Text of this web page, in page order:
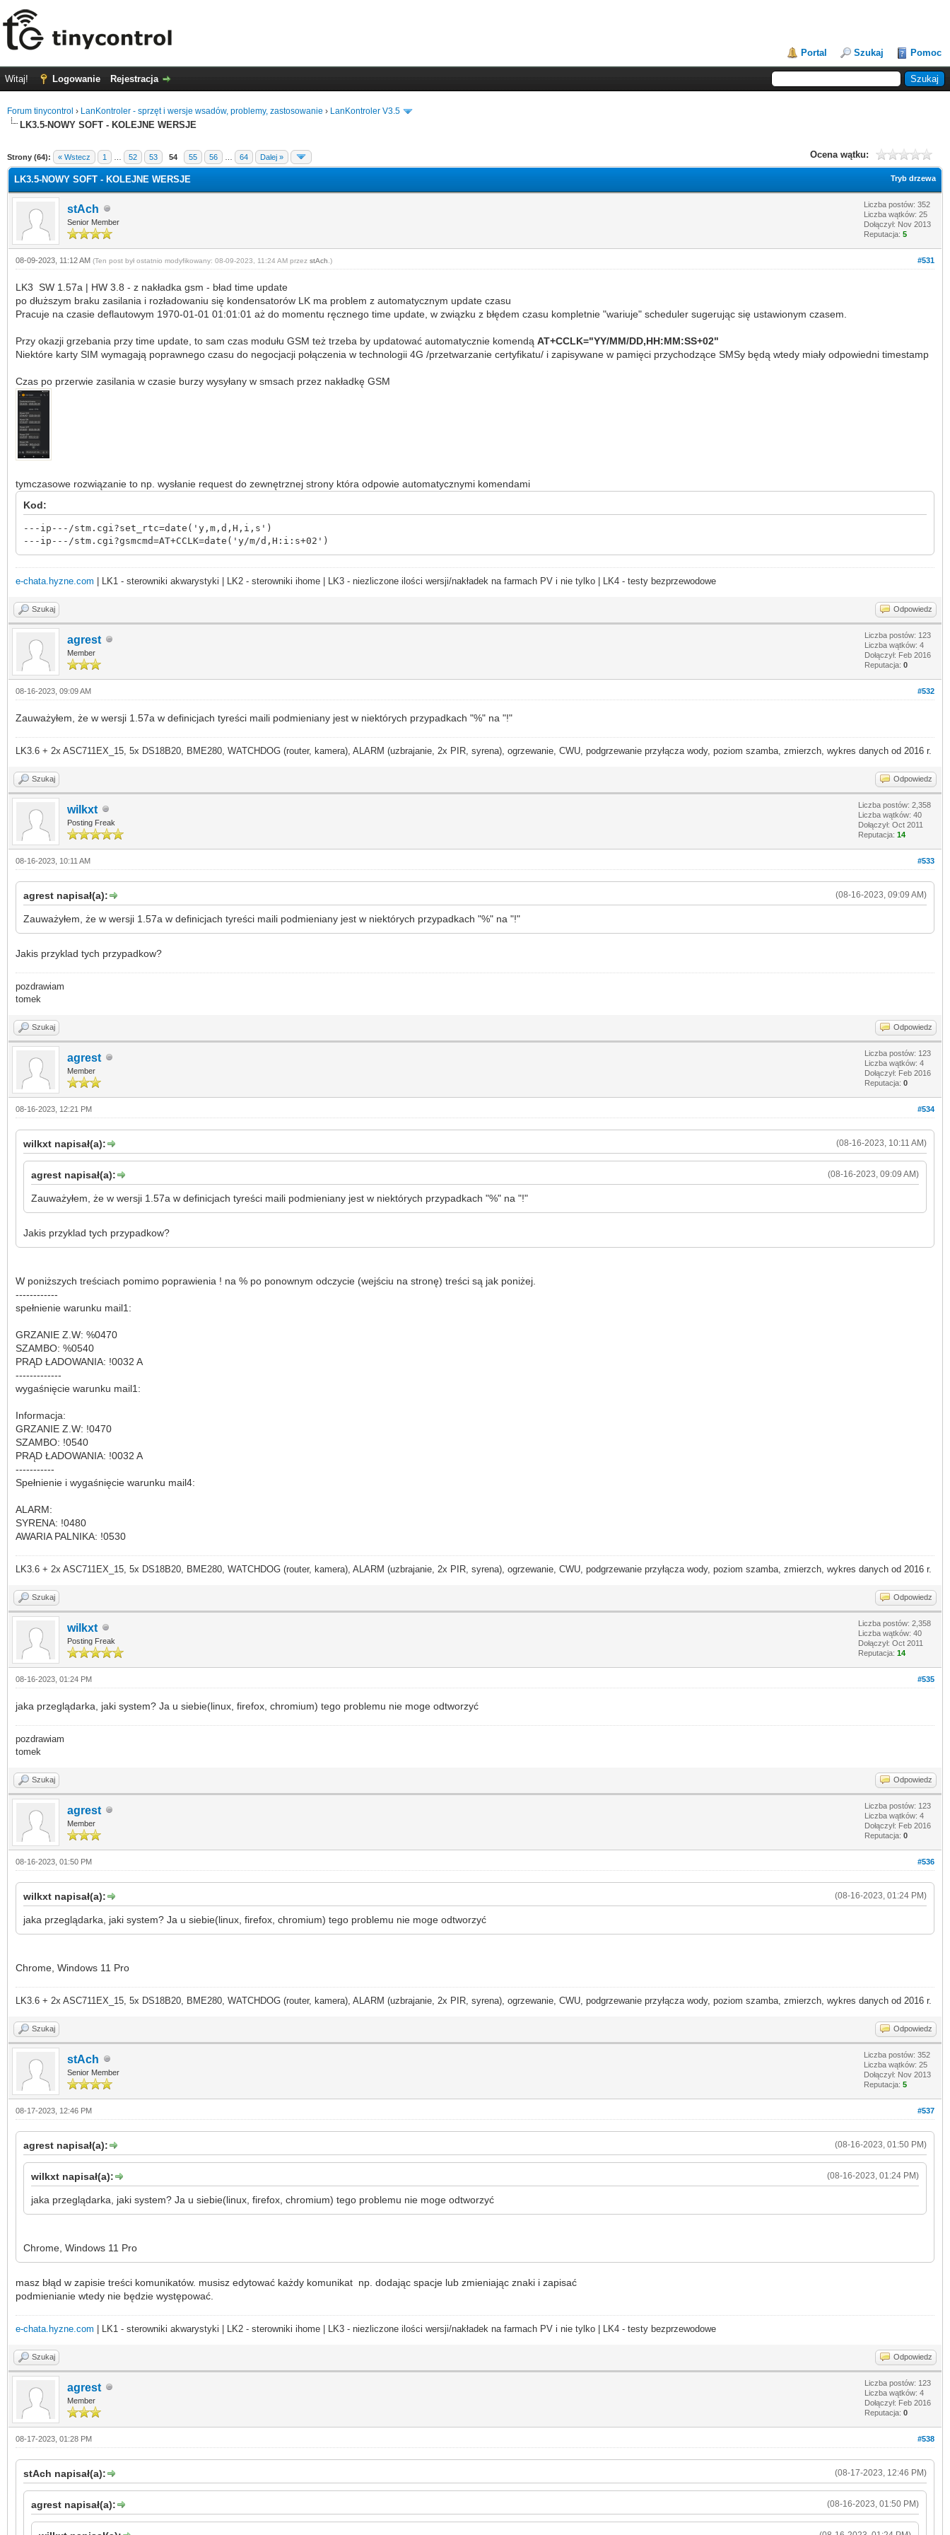
Portal Szukaj Pomoc
Witaj! Logowanie Rejestracja
Forum tinycontrol › LanKontroler - sprzęt i wersje wsadów, problemy, zastosowanie › LanKontroler V3.5
LK3.5-NOWY SOFT - KOLEJNE WERSJE
Strony (64): « Wstecz 1 52 53 54 55 56 64 Dalej » Ocena wątku:
0 głosów - średnia: 0
1
2
3
4
5
Tryb drzewa
LK3.5-NOWY SOFT - KOLEJNE WERSJE
stAch
Senior Member
Liczba postów: 352
Liczba wątków: 25
Dołączył: Nov 2013
Reputacja: 5
#531
08-09-2023, 11:12 AM (Ten post był ostatnio modyfikowany: 08-09-2023, 11:24 AM przez stAch .)
LK3 SW 1.57a | HW 3.8 - z nakładka gsm - bład time update
po dłuższym braku zasilania i rozładowaniu się kondensatorów LK ma problem z automatycznym update czasu
Pracuje na czasie deflautowym 1970-01-01 01:01:01 aż do momentu ręcznego time update, w związku z błędem czasu kompletnie "wariuje" scheduler sugerując się ustawionym czasem.
Przy okazji grzebania przy time update, to sam czas modułu GSM też trzeba by updatować automatycznie komendą AT+CCLK="YY/MM/DD,HH:MM:SS+02"
Niektóre karty SIM wymagają poprawnego czasu do negocjacji połączenia w technologii 4G /przetwarzanie certyfikatu/ i zapisywane w pamięci przychodzące SMSy będą wtedy miały odpowiedni timestamp
Czas po przerwie zasilania w czasie burzy wysyłany w smsach przez nakładkę GSM
tymczasowe rozwiązanie to np. wysłanie request do zewnętrznej strony która odpowie automatycznymi komendami
Kod:
---ip---/stm.cgi?set_rtc=date('y,m,d,H,i,s')
---ip---/stm.cgi?gsmcmd=AT+CCLK=date('y/m/d,H:i:s+02')
e-chata.hyzne.com | LK1 - sterowniki akwarystyki | LK2 - sterowniki ihome | LK3 - niezliczone ilości wersji/nakładek na farmach PV i nie tylko | LK4 - testy bezprzewodowe
Szukaj Odpowiedz
agrest
Member
Liczba postów: 123
Liczba wątków: 4
Dołączył: Feb 2016
Reputacja: 0
#532
08-16-2023, 09:09 AM
Zauważyłem, że w wersji 1.57a w definicjach tyreści maili podmieniany jest w niektórych przypadkach "%" na "!"
LK3.6 + 2x ASC711EX_15, 5x DS18B20, BME280, WATCHDOG (router, kamera), ALARM (uzbrajanie, 2x PIR, syrena), ogrzewanie, CWU, podgrzewanie przyłącza wody, poziom szamba, zmierzch, wykres danych od 2016 r.
Szukaj Odpowiedz
wilkxt
Posting Freak
Liczba postów: 2,358
Liczba wątków: 40
Dołączył: Oct 2011
Reputacja: 14
#533
08-16-2023, 10:11 AM
(08-16-2023, 09:09 AM)
agrest napisał(a):
Zauważyłem, że w wersji 1.57a w definicjach tyreści maili podmieniany jest w niektórych przypadkach "%" na "!"
Jakis przyklad tych przypadkow?
pozdrawiam
tomek
Szukaj Odpowiedz
agrest
Member
Liczba postów: 123
Liczba wątków: 4
Dołączył: Feb 2016
Reputacja: 0
#534
08-16-2023, 12:21 PM
(08-16-2023, 10:11 AM)
wilkxt napisał(a):
(08-16-2023, 09:09 AM)
agrest napisał(a):
Zauważyłem, że w wersji 1.57a w definicjach tyreści maili podmieniany jest w niektórych przypadkach "%" na "!"
Jakis przyklad tych przypadkow?
W poniższych treściach pomimo poprawienia ! na % po ponownym odczycie (wejściu na stronę) treści są jak poniżej.
------------
spełnienie warunku mail1:
GRZANIE Z.W: %0470
SZAMBO: %0540
PRĄD ŁADOWANIA: !0032 A
-------------
wygaśnięcie warunku mail1:
Informacja:
GRZANIE Z.W: !0470
SZAMBO: !0540
PRĄD ŁADOWANIA: !0032 A
-----------
Spełnienie i wygaśnięcie warunku mail4:
ALARM:
SYRENA: !0480
AWARIA PALNIKA: !0530
LK3.6 + 2x ASC711EX_15, 5x DS18B20, BME280, WATCHDOG (router, kamera), ALARM (uzbrajanie, 2x PIR, syrena), ogrzewanie, CWU, podgrzewanie przyłącza wody, poziom szamba, zmierzch, wykres danych od 2016 r.
Szukaj Odpowiedz
wilkxt
Posting Freak
Liczba postów: 2,358
Liczba wątków: 40
Dołączył: Oct 2011
Reputacja: 14
#535
08-16-2023, 01:24 PM
jaka przeglądarka, jaki system? Ja u siebie(linux, firefox, chromium) tego problemu nie moge odtworzyć
pozdrawiam
tomek
Szukaj Odpowiedz
agrest
Member
Liczba postów: 123
Liczba wątków: 4
Dołączył: Feb 2016
Reputacja: 0
#536
08-16-2023, 01:50 PM
(08-16-2023, 01:24 PM)
wilkxt napisał(a):
jaka przeglądarka, jaki system? Ja u siebie(linux, firefox, chromium) tego problemu nie moge odtworzyć
Chrome, Windows 11 Pro
LK3.6 + 2x ASC711EX_15, 5x DS18B20, BME280, WATCHDOG (router, kamera), ALARM (uzbrajanie, 2x PIR, syrena), ogrzewanie, CWU, podgrzewanie przyłącza wody, poziom szamba, zmierzch, wykres danych od 2016 r.
Szukaj Odpowiedz
stAch
Senior Member
Liczba postów: 352
Liczba wątków: 25
Dołączył: Nov 2013
Reputacja: 5
#537
08-17-2023, 12:46 PM
(08-16-2023, 01:50 PM)
agrest napisał(a):
(08-16-2023, 01:24 PM)
wilkxt napisał(a):
jaka przeglądarka, jaki system? Ja u siebie(linux, firefox, chromium) tego problemu nie moge odtworzyć
Chrome, Windows 11 Pro
masz błąd w zapisie treści komunikatów. musisz edytować każdy komunikat np. dodając spacje lub zmieniając znaki i zapisać
podmienianie wtedy nie będzie występować.
e-chata.hyzne.com | LK1 - sterowniki akwarystyki | LK2 - sterowniki ihome | LK3 - niezliczone ilości wersji/nakładek na farmach PV i nie tylko | LK4 - testy bezprzewodowe
Szukaj Odpowiedz
agrest
Member
Liczba postów: 123
Liczba wątków: 4
Dołączył: Feb 2016
Reputacja: 0
#538
08-17-2023, 01:28 PM
(08-17-2023, 12:46 PM)
stAch napisał(a):
(08-16-2023, 01:50 PM)
agrest napisał(a):